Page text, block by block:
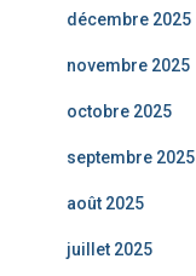
décembre 2025
novembre 2025
octobre 2025
septembre 2025
août 2025
juillet 2025